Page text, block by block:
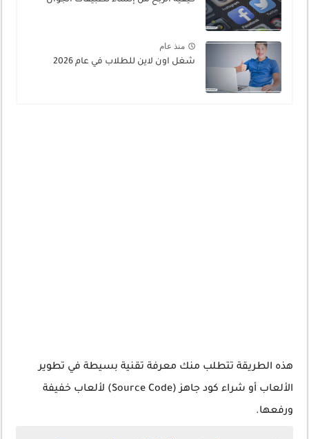
منذ عام
شغل اون لاين للطلاب في عام 2026
هذه الطريقة تتطلب منك معرفة تقنية بسيطة في تطوير
الألعاب أو شراء كود جاهز (Source Code) لألعاب خفيفة
ورفعها.